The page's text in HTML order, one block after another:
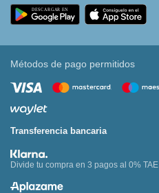
Métodos de pago permitidos
Transferencia bancaria
Divide tu compra en 3 pagos al 0% TAE